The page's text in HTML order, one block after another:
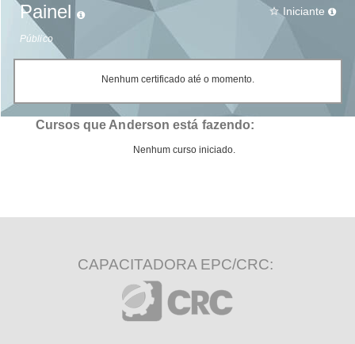
Painel
Público
star_border Iniciante
Nenhum certificado até o momento.
Cursos que Anderson está fazendo:
Nenhum curso iniciado.
CAPACITADORA EPC/CRC: